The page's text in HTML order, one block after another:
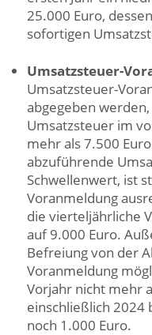
25.000 Euro,
sofortigen
Umsatzsteuer-
Umsatzsteuer-
abgegeben
Umsatzsteuer im
mehr als 7.500
abzuführende
Schwellenwert, ist
Voranmeldung
die vierteljährliche
auf 9.000 Euro.
Befreiung von der
Voranmeldung
Vorjahr nicht mehr
einschließlich 2024
noch 1.000 Euro.